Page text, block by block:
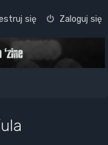
Zaloguj się
się